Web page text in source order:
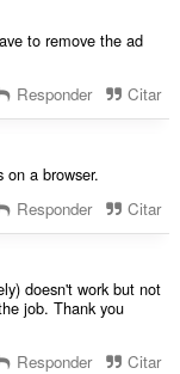
to remove the ad
Responder Citar
on a browser.
Responder Citar
doesn't work but not
job. Thank you
Responder Citar